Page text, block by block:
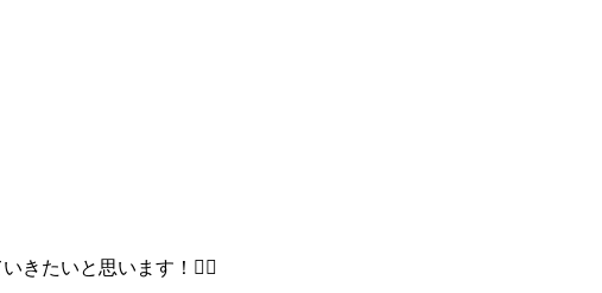
きたいと思います！🙂‍↕️